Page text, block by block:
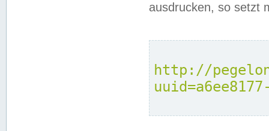
ausdrucken, so setzt
http://